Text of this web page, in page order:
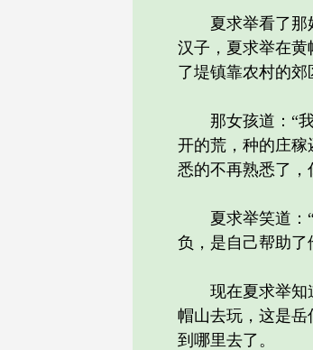
夏求举看了那姑
汉子，夏求举在黄
了堤镇靠农村的郊
那女孩道：“我
开的荒，种的庄
悉的不再熟悉了，
夏求举笑道：“
负，是自己帮助了
现在夏求举知道
帽山去玩，这是
到哪里去了。